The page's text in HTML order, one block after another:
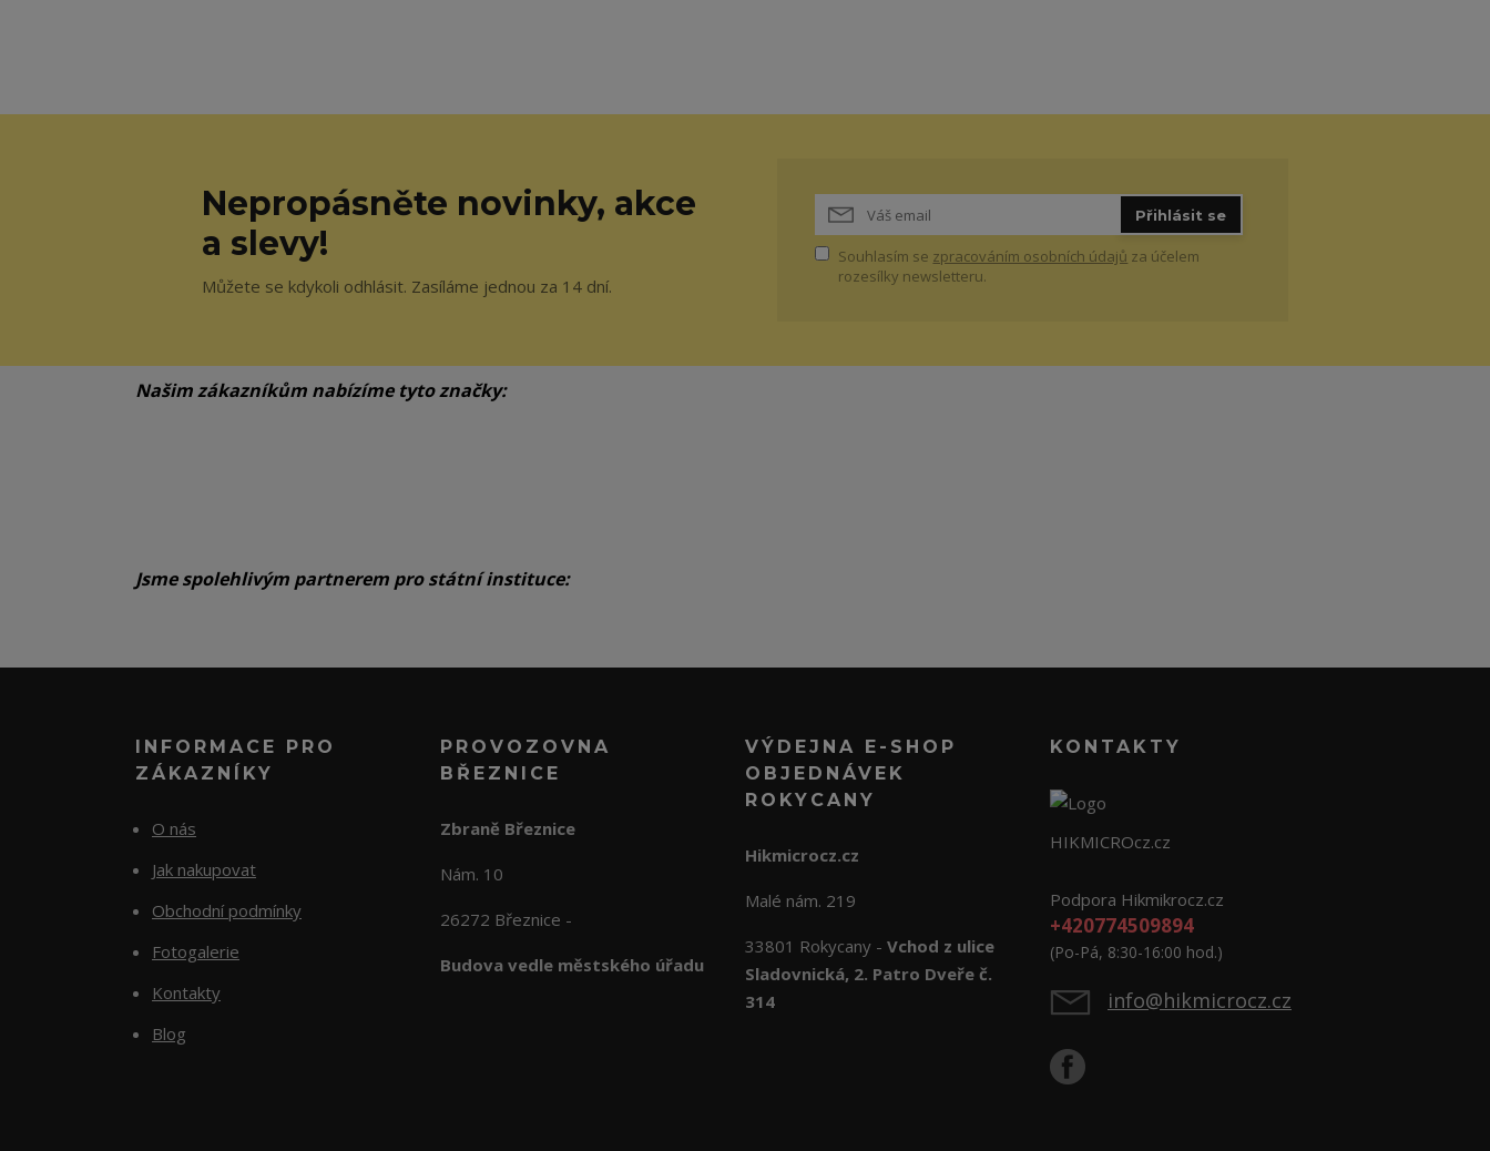
Nepropásněte novinky, akce
a slevy!
Můžete se kdykoli odhlásit. Zasíláme jednou za 14 dní.
Přihlásit se
Souhlasím se zpracováním osobních údajů za účelem
rozesílky newsletteru.
Našim zákazníkům nabízíme tyto značky:
Jsme spolehlivým partnerem pro státní instituce:
INFORMACE PRO
ZÁKAZNÍKY
O nás
Jak nakupovat
Obchodní podmínky
Fotogalerie
Kontakty
Blog
PROVOZOVNA
BŘEZNICE
Zbraně Březnice
Nám. 10
26272 Březnice -
Budova vedle městského úřadu
VÝDEJNA E-SHOP
OBJEDNÁVEK
ROKYCANY
Hikmicrocz.cz
Malé nám. 219
33801 Rokycany - Vchod z ulice
Sladovnická, 2. Patro Dveře č.
314
KONTAKTY
HIKMICROcz.cz
Podpora Hikmikrocz.cz
+420774509894
(Po-Pá, 8:30-16:00 hod.)
info@hikmicrocz.cz